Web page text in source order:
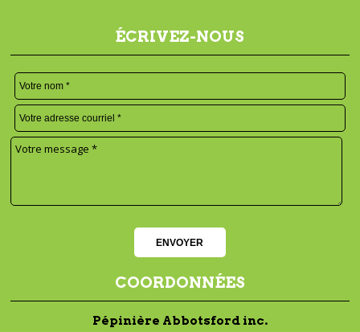
ÉCRIVEZ-NOUS
COORDONNÉES
Pépinière Abbotsford inc.